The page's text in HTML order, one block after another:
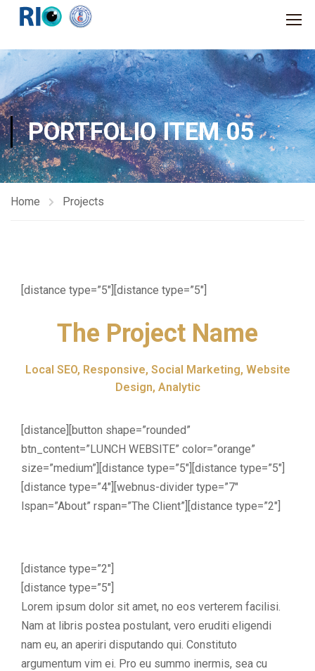
PORTFOLIO ITEM 05
Home Projects
[distance type=”5″][distance type=”5″]
The Project Name
Local SEO, Responsive, Social Marketing, Website
Design, Analytic
[distance][button shape=”rounded”
btn_content=”LUNCH WEBSITE” color=”orange”
size=”medium”][distance type=”5″][distance type=”5″]
[distance type=”4″][webnus-divider type=”7″
lspan=”About” rspan=”The Client”][distance type=”2″]
[distance type=”2″]
[distance type=”5″]
Lorem ipsum dolor sit amet, no eos verterem facilisi.
Nam at libris postea postulant, vero eruditi eligendi
nam eu, an aperiri disputando qui. Constituto
argumentum vim ei. Pro eu summo inermis, sea cu